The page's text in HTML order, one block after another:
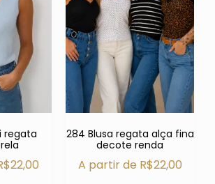
regata
22,00
284 Blusa regata alça fina
decote renda
A partir de R$22,00